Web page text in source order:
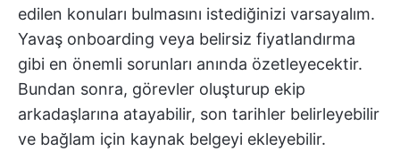
edilen konuları bulmasını istediğinizi varsayalım.
Yavaş onboarding veya belirsiz fiyatlandırma
gibi en önemli sorunları anında özetleyecektir.
Bundan sonra, görevler oluşturup ekip
arkadaşlarına atayabilir, son tarihler belirleyebilir
ve bağlam için kaynak belgeyi ekleyebilir.